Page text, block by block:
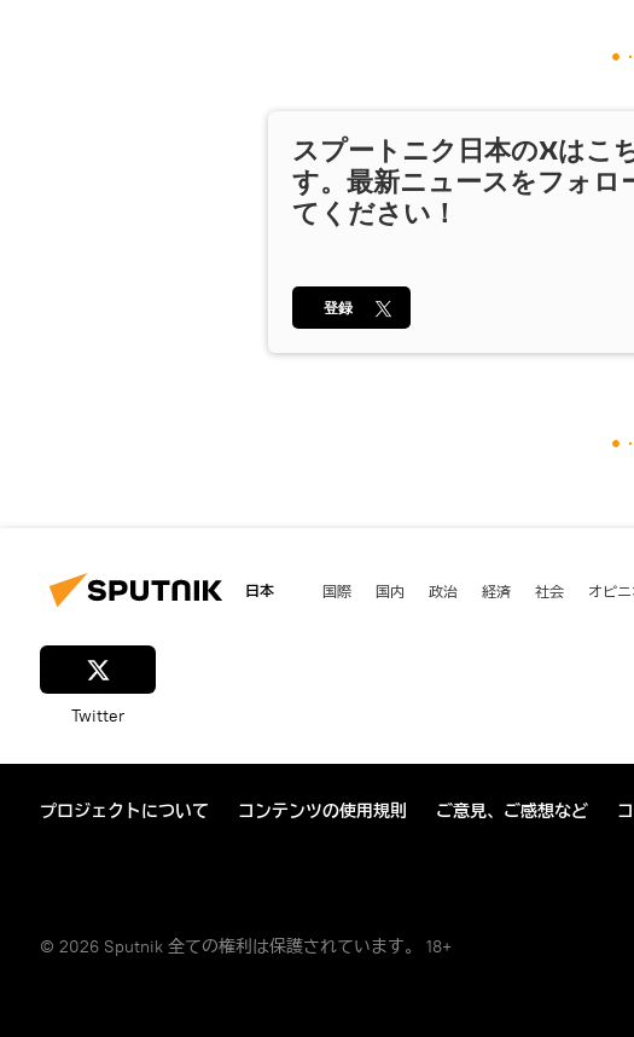
スプートニク日本のXはこ
す。最新ニュースをフォロ
てください！
登録
日本 国際 国内 政治 経済 社会 オピ
Twitter
プロジェクトについて コンテンツの使用規則 ご意見、ご感想など
© 2026 Sputnik 全ての権利は保護されています。 18+